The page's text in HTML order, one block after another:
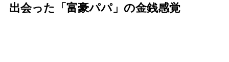
出会った「富豪パパ」の金銭感覚